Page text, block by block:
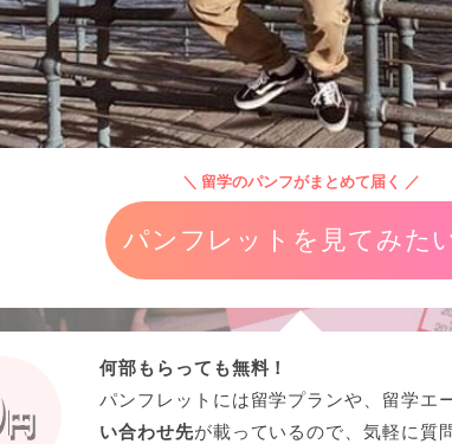
＼ 留学のパンフがまとめて届く ／
パンフレットを見てみた
何部もらっても無料！
パンフレットには留学プランや、留学エ
い合わせ先が載っているので、気軽に質